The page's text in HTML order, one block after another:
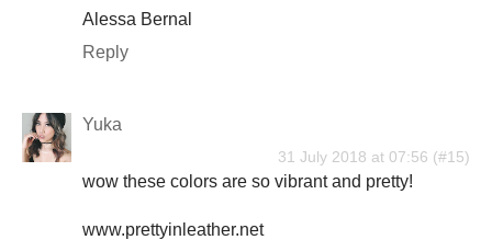
Alessa Bernal
Reply
Yuka
31 July 2018 at 07:56
wow these colors are so vibrant and pretty!
www.prettyinleather.net